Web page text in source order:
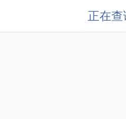
正在查